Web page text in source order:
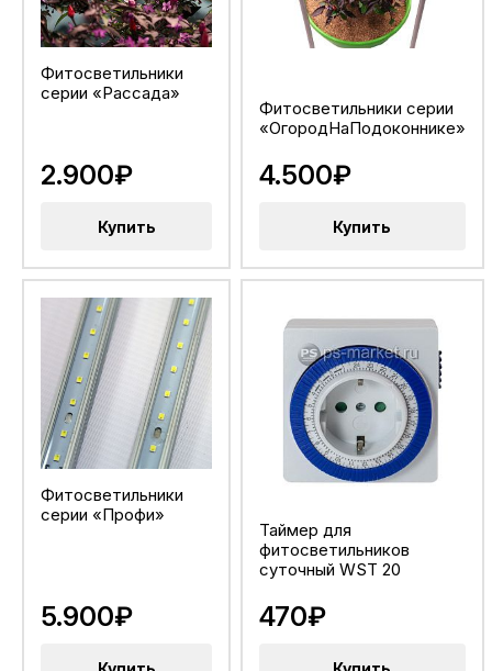
Фитосветильники
серии «Рассада»
2.900₽
Купить
Фитосветильники серии
«ОгородНаПодоконнике»
4.500₽
Купить
Фитосветильники
серии «Профи»
5.900₽
Таймер для
фитосветильников
суточный WST 20
470₽